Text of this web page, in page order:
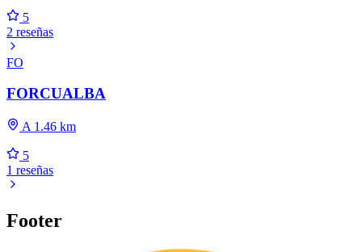
5
2 reseñas
FO
FORCUALBA
A 1.46 km
5
1 reseñas
Footer